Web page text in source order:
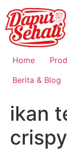
Home
Berita & Blog
ikan